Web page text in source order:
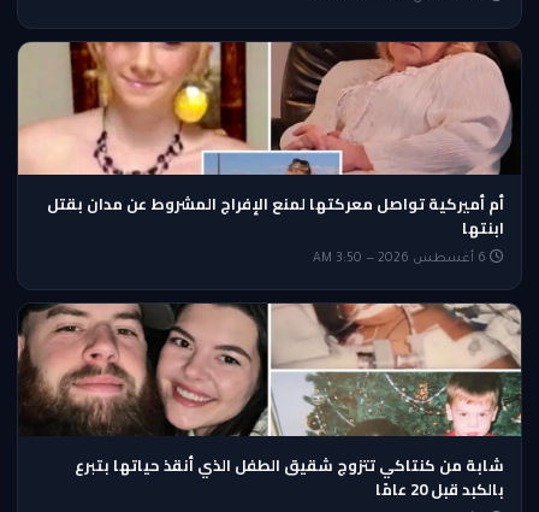
أم أميركية تواصل معركتها لمنع الإفراج المشروط عن مدان بقتل
ابنتها
شابة من كنتاكي تتزوج شقيق الطفل الذي أنقذ حياتها بتبرع
بالكبد قبل 20 عامًا